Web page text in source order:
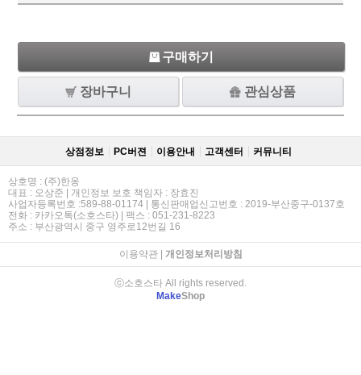
구매하기
장바구니 관심상품
상점정보 PC버젼 이용안내 고객센터 커뮤니티
상호명 : (주)한옹
대표 : 오상준 | 개인정보 보호 책임자 : 장효진
사업자등록번호 :589-88-01174 | 통신판매업신고번호 : 2019-부산중구-0137호
전화 : 카카오톡(소호스타) | 팩스 : 051-231-8223
주소 : 부산광역시 중구 영주로12번길 16
이용약관| 개인정보처리방침
ⓒ소호스타 All rights reserved.
MakeShop